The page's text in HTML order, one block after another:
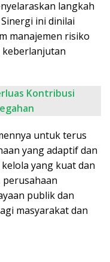
langkah
ini dinilai
manajemen risiko
Kontribusi
untuk terus
yang adaptif dan
yang kuat dan
perusahaan
publik dan
masyarakat dan